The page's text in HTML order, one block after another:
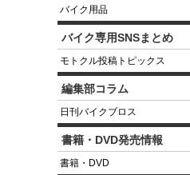
バイク用品
バイク専用SNSまとめ
モトクル投稿トピックス
編集部コラム
日刊バイクブロス
書籍・DVD発売情報
書籍・DVD